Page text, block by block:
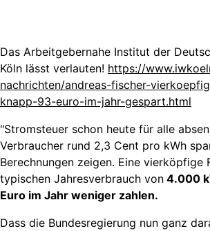
Das Arbeitgebernahe Institut der
Köln lässt verlauten! https://
nachrichten/andreas-fischer-
knapp-93-euro-im-jahr-gespart.html
"Stromsteuer schon heute für alle
Verbraucher rund 2,3 Cent pro kWh
Berechnungen zeigen. Eine vierköpfige
typischen Jahresverbrauch von 4.000
Euro im Jahr weniger zahlen.
Dass die Bundesregierung nun ganz